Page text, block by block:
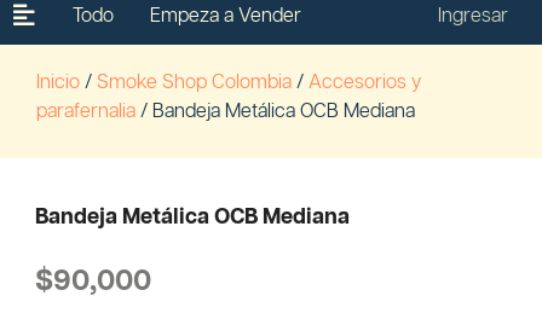
Todo Empeza a Vender Ingresar
Inicio / Smoke Shop Colombia / Accesorios y
parafernalia / Bandeja Metálica OCB Mediana
Bandeja Metálica OCB Mediana
$90,000